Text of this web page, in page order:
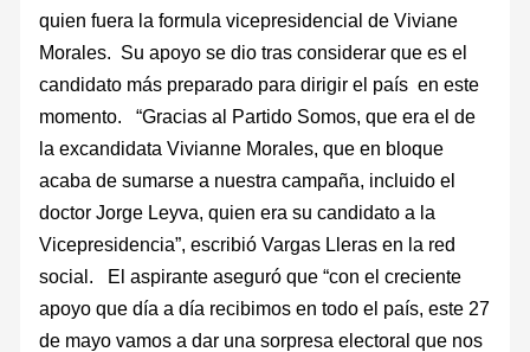
quien fuera la formula vicepresidencial de Viviane
Morales. Su apoyo se dio tras considerar que es el
candidato más preparado para dirigir el país en este
momento. “Gracias al Partido Somos, que era el de
la excandidata Vivianne Morales, que en bloque
acaba de sumarse a nuestra campaña, incluido el
doctor Jorge Leyva, quien era su candidato a la
Vicepresidencia”, escribió Vargas Lleras en la red
social. El aspirante aseguró que “con el creciente
apoyo que día a día recibimos en todo el país, este 27
de mayo vamos a dar una sorpresa electoral que nos